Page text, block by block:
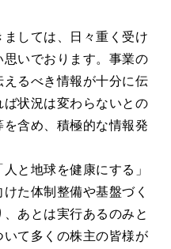
しては、日々重く受け
いでおります。事業の
るべき情報が十分に伝
状況は変わらないとの
含め、積極的な情報発
と地球を健康にする」
た体制整備や基盤づく
あとは実行あるのみと
て多くの株主の皆様が